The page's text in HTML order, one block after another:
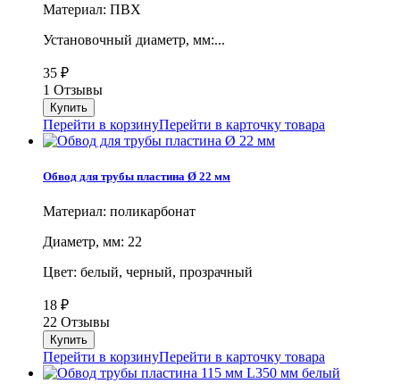
Материал: ПВХ
Установочный диаметр, мм:...
35 ₽
1 Отзывы
Перейти в корзинуПерейти в карточку товара
Обвод для трубы пластина Ø 22 мм
Материал: поликарбонат
Диаметр, мм: 22
Цвет: белый, черный, прозрачный
18 ₽
22 Отзывы
Перейти в корзинуПерейти в карточку товара